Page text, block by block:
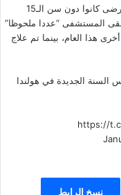
العلاج واستمر 3 أشخاص في الاستشفاء. 6 من المرضى كانوا دون سن الـ15
المستشفى “عددا ملحوظا”
هذا العام، بينما تم علاج
السنة الجديدة في هولندا
https://
نسخ الرابط